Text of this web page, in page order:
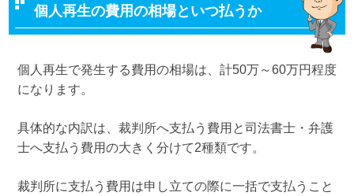
個人再生の費用の相場といつ払うか
個人再生で発生する費用の相場は、計50万～60万円程度
になります。
具体的な内訳は、裁判所へ支払う費用と司法書士・弁護
士へ支払う費用の大きく分けて2種類です。
裁判所に支払う費用は申し立ての際に一括で支払うこと